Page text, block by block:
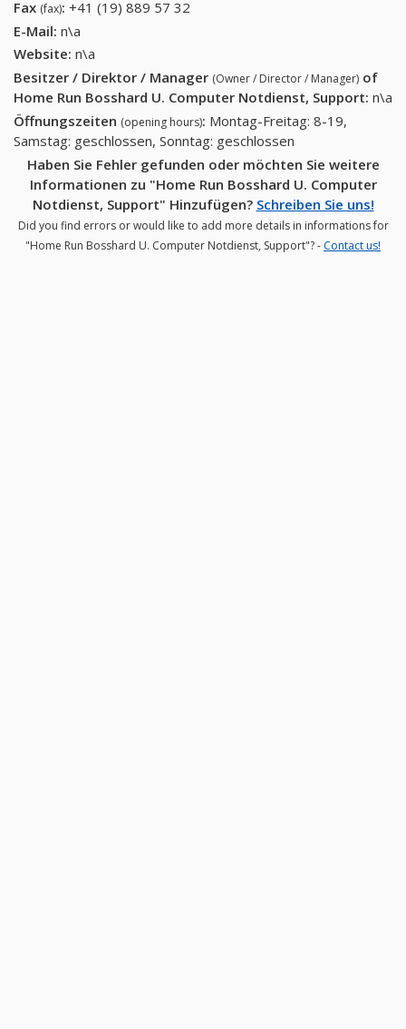
Fax (fax): +41 (19) 889 57 32
E-Mail: n\a
Website: n\a
Besitzer / Direktor / Manager (Owner / Director / Manager) of
Home Run Bosshard U. Computer Notdienst, Support: n\a
Öffnungszeiten (opening hours): Montag-Freitag: 8-19,
Samstag: geschlossen, Sonntag: geschlossen
Haben Sie Fehler gefunden oder möchten Sie weitere
Informationen zu "Home Run Bosshard U. Computer
Notdienst, Support" Hinzufügen? Schreiben Sie uns!
Did you find errors or would like to add more details in informations for
"Home Run Bosshard U. Computer Notdienst, Support"? - Contact us!